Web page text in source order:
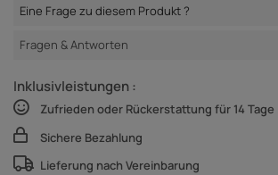
Eine Frage zu diesem Produkt ?
Fragen & Antworten
Inklusivleistungen :
Zufrieden oder Rückerstattung für 14 Tage
Sichere Bezahlung
Lieferung nach Vereinbarung